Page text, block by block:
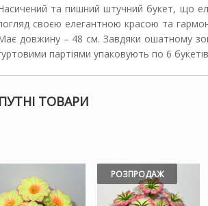
та пишний штучний букет, що
своєю елегантною красою та
довжину – 48 см. Завдяки ошатному
партіями упаковують по 6
ТОВАРИ
РОЗПРОДАЖ